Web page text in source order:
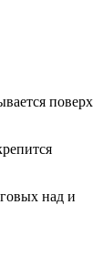
поверх
над и